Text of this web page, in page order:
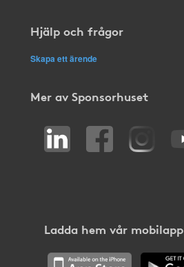
Hjälp och frågor
Skapa ett ärende
Mer av Sponsorhuset
Ladda hem vår mobilapp